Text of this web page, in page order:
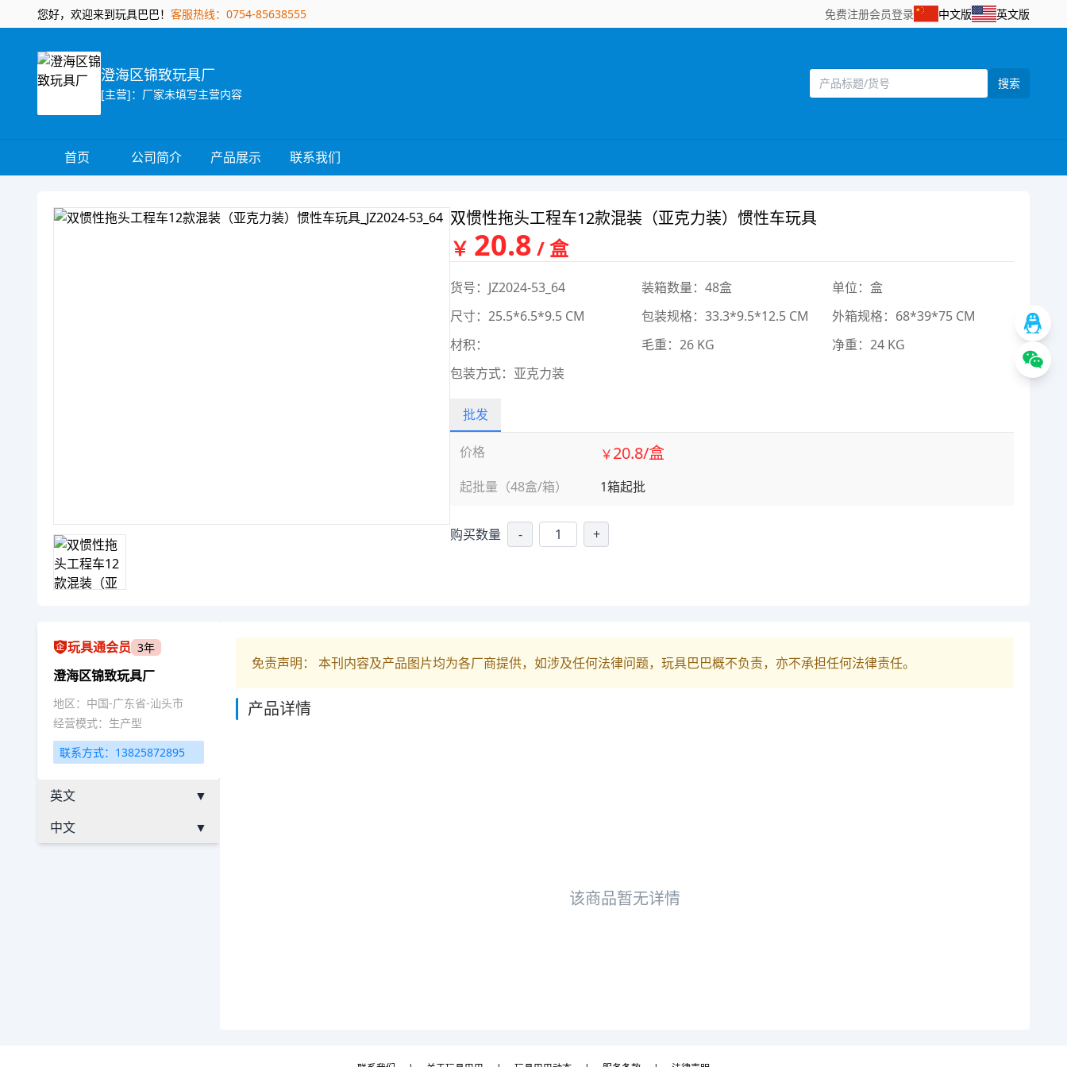
您好，欢迎来到玩具巴巴！ 客服热线：0754-85638555 免费注册会员登录 中文版 英文版
澄海区锦致玩具厂
[主营]：厂家未填写主营内容
搜索
首页 公司简介 产品展示 联系我们
双惯性拖头工程车12款混装（亚克力装）惯性车玩具
￥ 20.8 / 盒
货号：JZ2024-53_64 装箱数量：48盒
单位：盒
尺寸：25.5*6.5*9.5 CM
包装规格：33.3*9.5*12.5 CM
外箱规格：68*39*75 CM
材积：
毛重：26 KG
净重：24 KG
包装方式：亚克力装
批发
价格
起批量（48盒/箱）
￥20.8/盒
1箱起批
购买数量 - +
玩具通会员 3年
澄海区锦致玩具厂
地区：中国-广东省-汕头市
经营模式：生产型
联系方式：13825872895
英文
▼
中文
▼
免责声明： 本刊内容及产品图片均为各厂商提供，如涉及任何法律问题，玩具巴巴概不负责，亦不承担任何法律责任。
产品详情
该商品暂无详情